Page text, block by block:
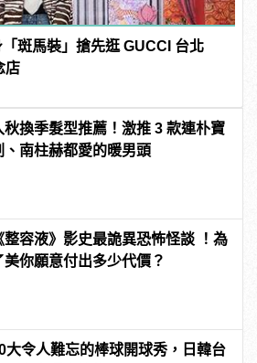
斑馬裝」搶先逛 GUCCI 台北
店
秋換季髮型推薦！激推 3 款連朴寶
、南柱赫都愛的暖男頭
整容液》影史最詭異恐怖怪談 ！為
美你願意付出多少代價？
大令人難忘的棒球開球秀，日韓台